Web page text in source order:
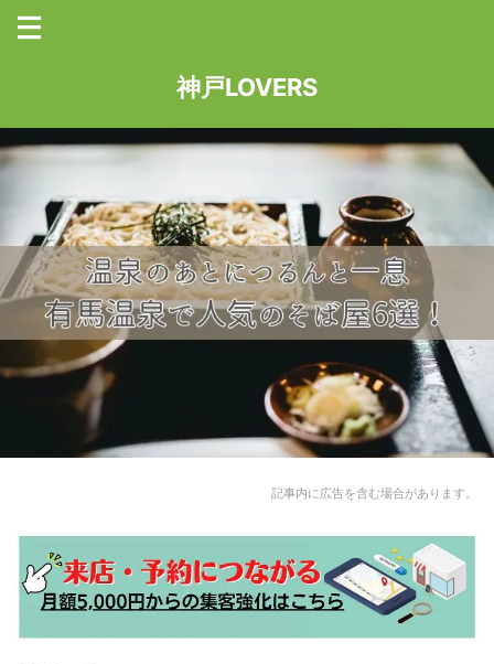
神戸LOVERS
記事内に広告を含む場合があります。